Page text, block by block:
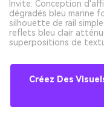
Invite: Conception
dégradés bleu marine
silhouette de rail
reflets bleu clair
superpositions de
Créez Des